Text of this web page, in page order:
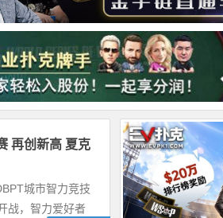
再创新高 夏克
城市智力竞技
战，智力爱好者